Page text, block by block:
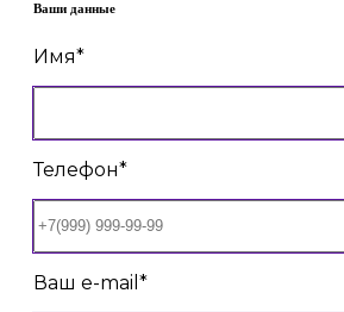
Ваши данные
Имя*
Телефон*
Ваш e-mail*